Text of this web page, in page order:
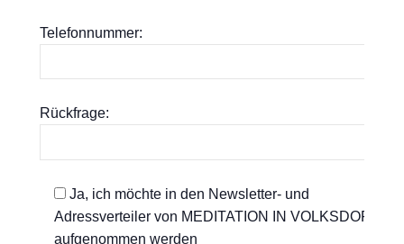
Telefonnummer:
Rückfrage:
Ja, ich möchte in den Newsletter- und
Adressverteiler von MEDITATION IN VOLKSDORF
aufgenommen werden